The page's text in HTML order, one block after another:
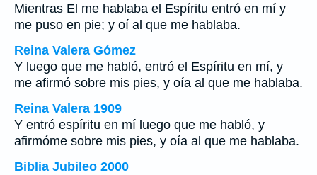
Mientras El me hablaba el Espíritu entró en mí y
me puso en pie; y oí al que me hablaba.
Reina Valera Gómez
Y luego que me habló, entró el Espíritu en mí, y
me afirmó sobre mis pies, y oía al que me hablaba.
Reina Valera 1909
Y entró espíritu en mí luego que me habló, y
afirmóme sobre mis pies, y oía al que me hablaba.
Biblia Jubileo 2000